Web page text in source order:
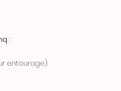
:
entourage).